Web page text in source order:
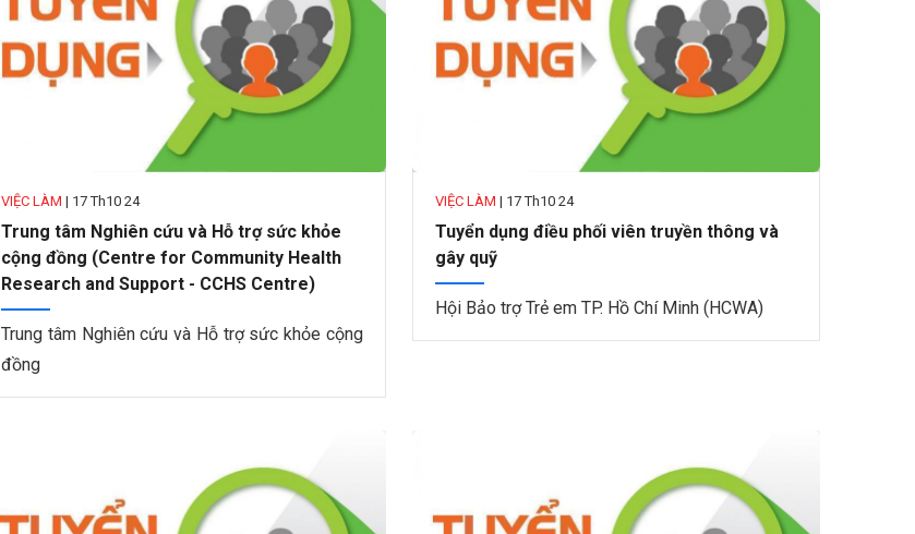
VIỆC LÀM | 17 Th10 24
Trung tâm Nghiên cứu và Hỗ trợ sức khỏe
cộng đồng (Centre for Community Health
Research and Support - CCHS Centre)
Trung tâm Nghiên cứu và Hỗ trợ sức khỏe cộng
đồng
VIỆC LÀM | 17 Th10 24
Tuyển dụng điều phối viên truyền thông và
gây quỹ
Hội Bảo trợ Trẻ em TP. Hồ Chí Minh (HCWA)